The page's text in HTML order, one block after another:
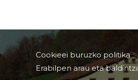
Cookieei buruzko politika
Erabilpen arau eta